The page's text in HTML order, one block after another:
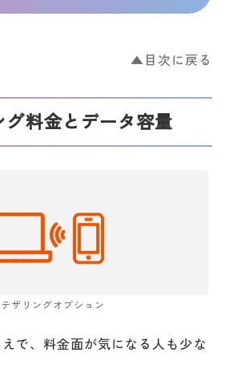
▲目次に戻る
料金とデータ容量
ザリングオプション
で、料金面が気になる人も少な